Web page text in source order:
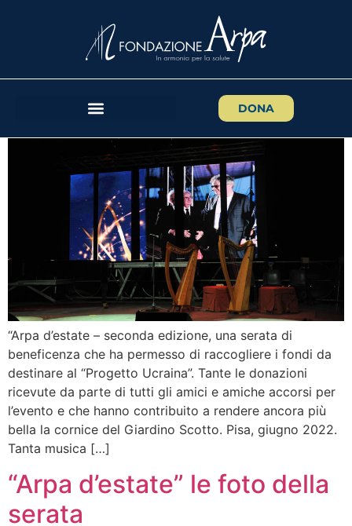
DONA
“Arpa d’estate” seconda
edizione: un successo
annunciato
“Arpa d’estate – seconda edizione, una serata di
beneficenza che ha permesso di raccogliere i fondi da
destinare al “Progetto Ucraina”. Tante le donazioni
ricevute da parte di tutti gli amici e amiche accorsi per
l’evento e che hanno contribuito a rendere ancora più
bella la cornice del Giardino Scotto. Pisa, giugno 2022.
Tanta musica […]
“Arpa d’estate” le foto della
serata